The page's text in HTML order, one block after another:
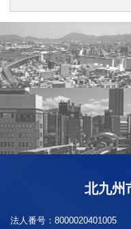
北九州
法人番号： 8000020401005